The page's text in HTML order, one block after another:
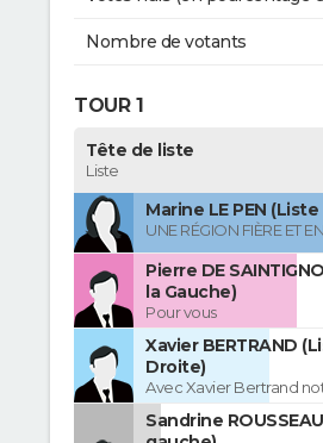
Nombre de votants
TOUR 1
Tête de liste
Liste
Marine LE PEN
UNE RÉGION FIÈRE ET
Pierre DE
la Gauche)
Pour vous
Xavier BERTRAND
Droite)
Avec Xavier Bertrand
Sandrine